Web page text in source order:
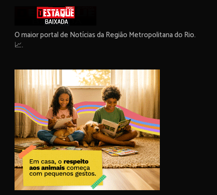
O maior portal de Notícias da Região Metropolitana do Rio.
📈.